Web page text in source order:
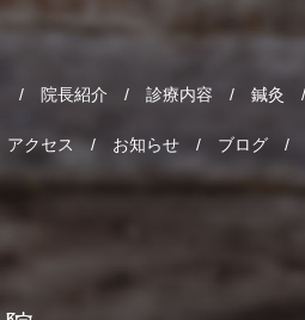
院長紹介 診療内容 鍼灸
アクセス お知らせ ブログ